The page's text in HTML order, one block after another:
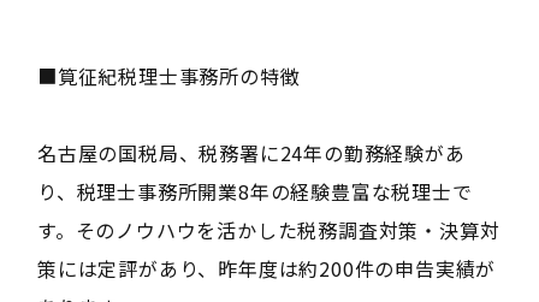
■筧征紀税理士事務所の特徴
名古屋の国税局、税務署に24年の勤務経験があ
り、税理士事務所開業8年の経験豊富な税理士で
す。そのノウハウを活かした税務調査対策・決算対
策には定評があり、昨年度は約200件の申告実績が